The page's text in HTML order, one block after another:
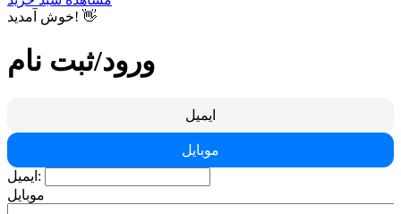
خوش آمدید! 👋
ورود/ثبت نام
ایمیل
موبایل
ایمیل:
موبایل